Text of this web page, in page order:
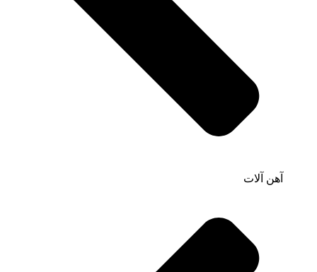
آهن آلات